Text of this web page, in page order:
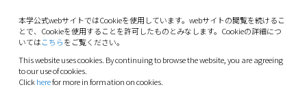
本学公式webサイトではCookieを使用しています。webサイトの閲覧を続けるこ
とで、Cookieを使用することを許可したものとみなします。Cookieの詳細につ
いてはこちらをご覧ください。
This website uses cookies. By continuing to browse the website, you are agreeing
to our use of cookies.
Clickherefor more in formation on cookies.
10-13 Dogo-Himata, Matsuyama, Ehime 790-
Phone: +81 89-927-9000